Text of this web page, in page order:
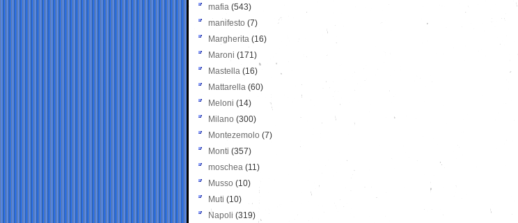
mafia (543)
manifesto (7)
Margherita (16)
Maroni (171)
Mastella (16)
Mattarella (60)
Meloni (14)
Milano (300)
Montezemolo (7)
Monti (357)
moschea (11)
Musso (10)
Muti (10)
Napoli (319)